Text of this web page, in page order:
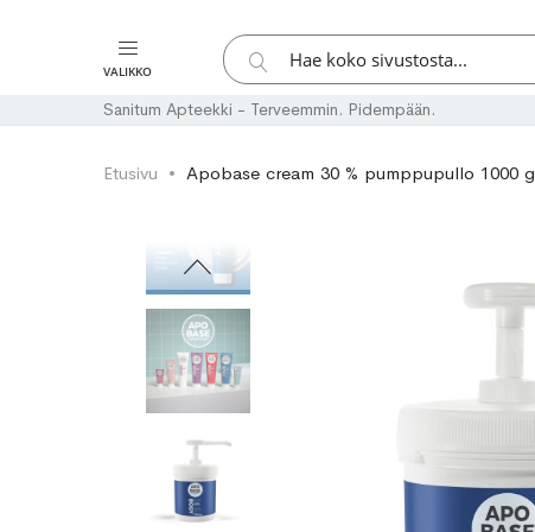
VALIKKO
Hae
Hae
Sanitum Apteekki - Terveemmin. Pidempään.
Etusivu Apobase cream 30 % pumppupullo 1000 g
to
the
end
the
images
gallery
to
the
beginning
the
images
gallery